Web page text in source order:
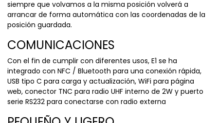
siempre que volvamos a la misma posición volverá a
arrancar de forma automática con las coordenadas de la
posición guardada.
COMUNICACIONES
Con el fin de cumplir con diferentes usos, E1 se ha
integrado con NFC / Bluetooth para una conexión rápida,
USB tipo C para carga y actualización, WiFi para página
web, conector TNC para radio UHF interno de 2W y puerto
serie RS232 para conectarse con radio externa